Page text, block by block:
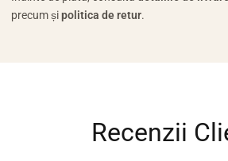
precum șipolitica de retur.
Recenzii